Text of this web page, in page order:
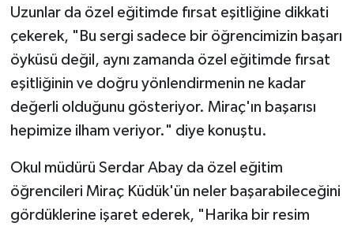
Uzunlar da özel eğitimde fırsat eşitliğine dikkati
çekerek, "Bu sergi sadece bir öğrencimizin başarı
öyküsü değil, aynı zamanda özel eğitimde fırsat
eşitliğinin ve doğru yönlendirmenin ne kadar
değerli olduğunu gösteriyor. Miraç'ın başarısı
hepimize ilham veriyor." diye konuştu.
Okul müdürü Serdar Abay da özel eğitim
öğrencileri Miraç Küdük'ün neler başarabileceğini
gördüklerine işaret ederek, "Harika bir resim